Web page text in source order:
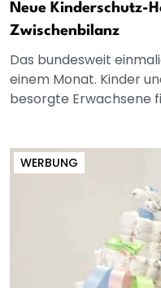
Neue Kinderschutz-
Zwischenbilanz
Das bundesweit
einem Monat. Kinder
besorgte Erwachsene
WERBUNG